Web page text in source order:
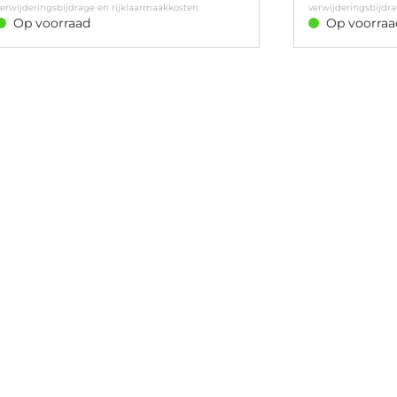
en rijklaarmaakkosten.
Op voorraad Op